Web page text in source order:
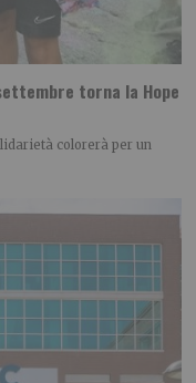
torna la Hope
colorerà per un